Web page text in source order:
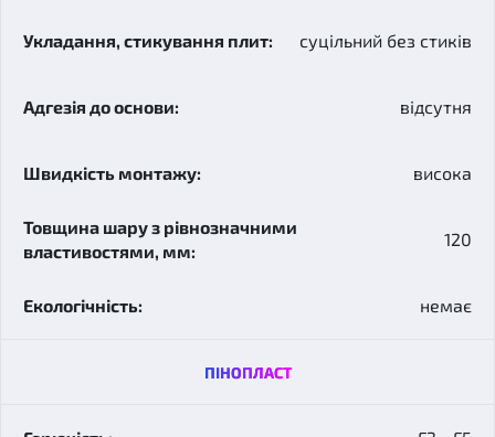
суцільний без стиків
відсутня
висока
120
немає
ПІНОПЛАСТ